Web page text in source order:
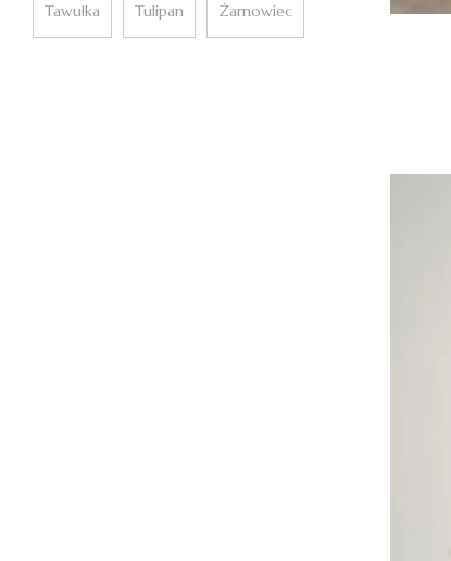
Tawułka Tulipan Żarnowiec